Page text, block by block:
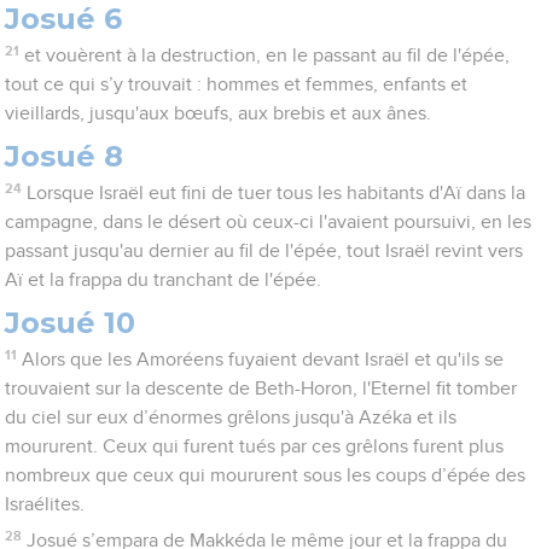
Josué 6
21 et vouèrent à la destruction, en le passant au fil de l'épée,
tout ce qui s’y trouvait : hommes et femmes, enfants et
vieillards, jusqu'aux bœufs, aux brebis et aux ânes.
Josué 8
24
Lorsque Israël eut fini de tuer tous les habitants d'Aï dans la
campagne, dans le désert où ceux-ci l'avaient poursuivi, en les
passant jusqu'au dernier au fil de l'épée, tout Israël revint vers
Aï et la frappa du tranchant de l'épée.
Josué 10
11 Alors que les Amoréens fuyaient devant Israël et qu'ils se
trouvaient sur la descente de Beth-Horon, l'Eternel fit tomber
du ciel sur eux d’énormes grêlons jusqu'à Azéka et ils
moururent. Ceux qui furent tués par ces grêlons furent plus
nombreux que ceux qui moururent sous les coups d’épée des
Israélites.
28 Josué s’empara de Makkéda le même jour et la frappa du